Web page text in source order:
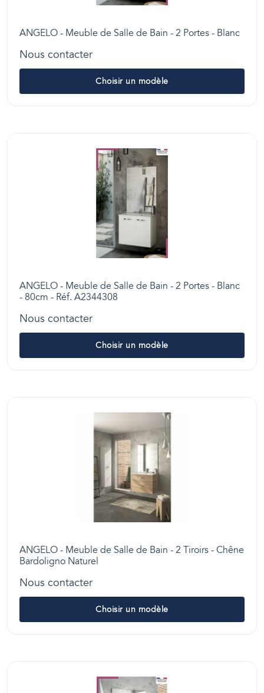
ANGELO - Meuble de Salle de Bain - 2 Portes - Blanc
Nous contacter
Choisir un modèle
ANGELO - Meuble de Salle de Bain - 2 Portes - Blanc
- 80cm - Réf. A2344308
Nous contacter
Choisir un modèle
ANGELO - Meuble de Salle de Bain - 2 Tiroirs - Chêne
Bardoligno Naturel
Nous contacter
Choisir un modèle